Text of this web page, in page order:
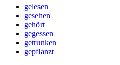
gelesen
gesehen
gehört
gegessen
getrunken
gepflanzt